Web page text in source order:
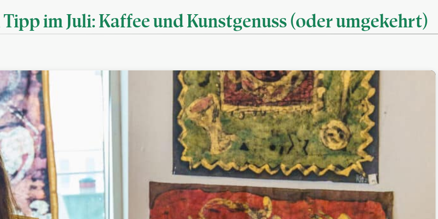
im Juli: Kaffee und Kunstgenuss (oder umgekehrt)